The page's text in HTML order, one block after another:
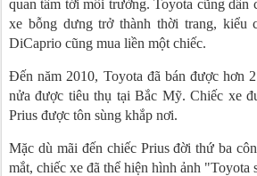
quan tâm tới môi trường. Toyota cũng
xe bỗng dưng trở thành thời trang, kiểu
DiCaprio cũng mua liền một chiếc.
Đến năm 2010, Toyota đã bán được hơn
nửa được tiêu thụ tại Bắc Mỹ. Chiếc xe
Prius được tôn sùng khắp nơi.
Mặc dù mãi đến chiếc Prius đời thứ ba
mắt, chiếc xe đã thể hiện hình ảnh "Toyota